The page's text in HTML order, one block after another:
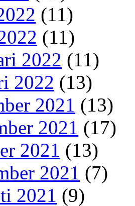
(11)
(11)
2022 (11)
2022 (13)
2021 (13)
2021 (17)
2021 (13)
2021 (7)
2021 (9)